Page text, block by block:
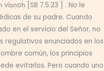
[SB 7.5.23 ] . No le
de su padre. Cuando
en el servicio del Señor, no
regulativos enunciados en los
común, los principios
evitarlos. Pero cuando uno